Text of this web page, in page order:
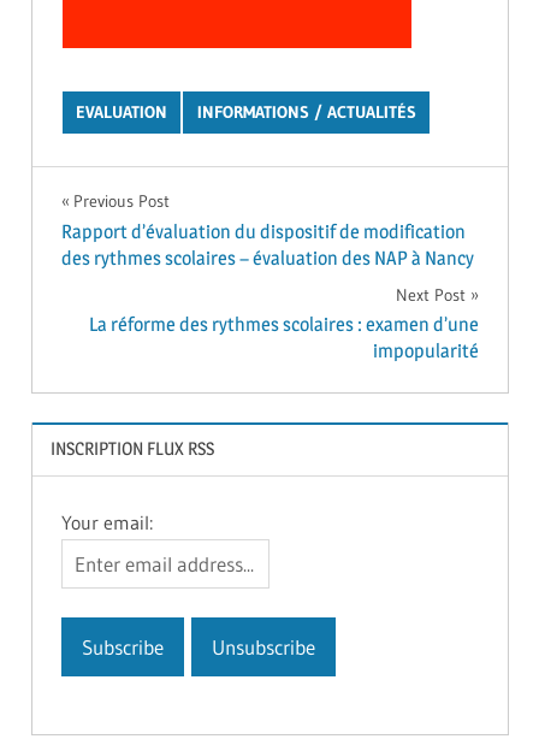
EVALUATION INFORMATIONS / ACTUALITÉS
Navigation
de
Previous Post
Rapport d’évaluation du dispositif de modification
des rythmes scolaires – évaluation des NAP à Nancy
Next Post
La réforme des rythmes scolaires : examen d’une
impopularité
INSCRIPTION FLUX RSS
Your email: